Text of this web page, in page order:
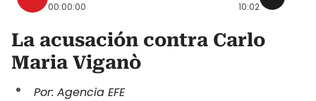
00:00:00 10:02
La acusación contra Carlo
Maria Viganò
Por: Agencia EFE